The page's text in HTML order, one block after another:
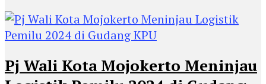
Pj Wali Kota Mojokerto Meninjau